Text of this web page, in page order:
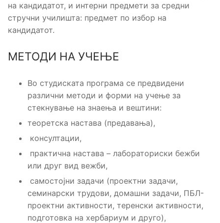
на кандидатот, и интерни предмети за средни
стручни училишта: предмет по избор на
кандидатот.
МЕТОДИ НА УЧЕЊЕ
Во студиската програма се предвидени
различни методи и форми на учење за
стекнување на знаења и вештини:
теоретска настава (предавања),
консултации,
практична настава – лабораториски бежби
или друг вид вежби,
самостојни задачи (проектни задачи,
семинарски трудови, домашни задачи, ПБЛ-
проектни активности, теренски активности,
подготовка на хербариум и друго),